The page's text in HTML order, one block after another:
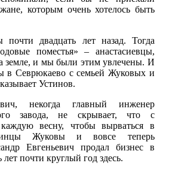
которым очень хотелось быть
почти двадцать лет назад. Тогда
поместья» – анастасиевцы,
земле, и мы были этим увлечены. И
в Севрюкаево с семьей Жуковых и
Устинов.
некогда главный инженер
завода, не скрывает, что с
весну, чтобы вырваться в
Жуковы и вовсе теперь
Евгеньевич продал бизнес в
почти круглый год здесь.